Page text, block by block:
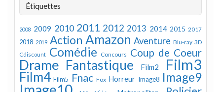
Étiquettes
2008 2009 2010 2011 2012 2013 2014 2015 2017
2018 2019 Action Amazon Aventure Blu-ray 3D
Cdiscount Comédie Concours Coup de Coeur
Drame Fantastique Film2 Film3
Film4 Film5 Fnac Fox Horreur Image8 Image9